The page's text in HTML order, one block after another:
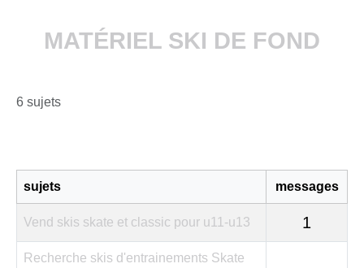
MATÉRIEL SKI DE FOND
6 sujets
sujets messages
Vend skis skate et classic pour u11-u13 1
Recherche skis d'entrainements Skate